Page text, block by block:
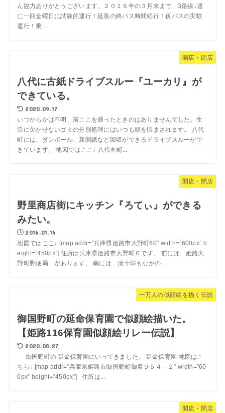
ん協力ありがとうございます。２０１６年の３月末まで、3路線↓週
に一回金曜日に試験的運行！延長の終バス時間続行！夜バスの実験
運行！乗...
開店・閉店
八代に古紙ドライブスルー『ユーカリ』が
できている。
2020.09.17
いつからかは不明、前ここを通ったときのはありませんでした。生
活に欠かせないゴミの分別処理にはいつも頭を悩まされます。 八代
町には、ダンボール、新聞紙など回収ができるドライブスルーがで
きています。 地図ではここ↓ 八代本町...
開店・閉店
野里商店街にキッチン『ろてぃ』ができる
みたい。
2016.01.14
地図ではここ↓ [map addr=”兵庫県姫路市大野町60” width=”600px” h
eight=”450px”] 住所は兵庫県姫路市大野町６です。 前には 姫路大
野町郵便局 があります。 南には 清十郎もなかの...
一万人の似顔絵を描く伝説
御国野町の延命保育園で似顔絵描いた。
【姫路116保育園似顔絵リレー伝説】
2020.08.27
御国野町の 延命保育園にいってきました。 延命保育園 地図はこ
ちら↓ [map addr=”兵庫県姫路市御国野町御着９５４－２” width=”60
0px” height=”450px”] 住所は...
開店・閉店